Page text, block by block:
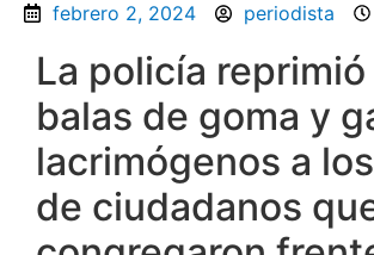
febrero 2, 2024 periodista
La policía reprimió
balas de goma y
lacrimógenos a
de ciudadanos